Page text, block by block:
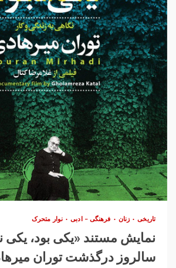
تاریخی زنان فرهنگی – ادبی نوار متحرک
نمایش مستند «یکی بود، یکی
سالروز درگذشت توران